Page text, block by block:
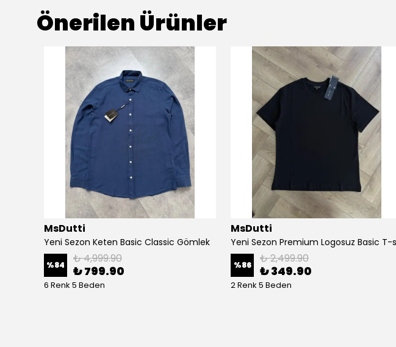
Önerilen Ürünler
MsDutti
Yeni Sezon Keten Basic Classic Gömlek
%84 ₺ 4,999.90
₺ 799.90
6 Renk 5 Beden
MsDutti
%86 ₺ 2,499.90
₺ 349.90
2 Renk 5 Beden